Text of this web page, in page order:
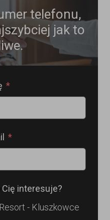
telefonu,
jak to
interesuje?
- Kluszkowce